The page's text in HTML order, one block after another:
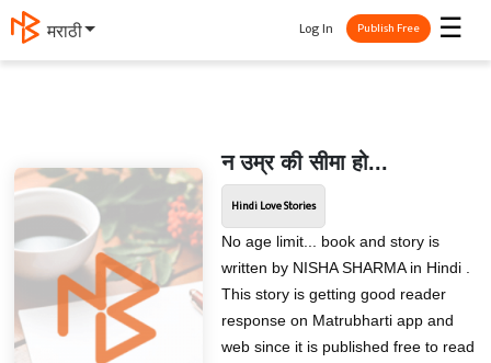
मराठी ☰
Log In Publish Free
न उम्र की सीमा हो...
Hindi Love Stories
No age limit... book and story is
written by NISHA SHARMA in Hindi .
This story is getting good reader
response on Matrubharti app and
web since it is published free to read